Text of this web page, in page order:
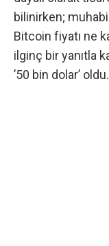
bilinirken;
Bitcoin fiyatı ne
ilginç bir yanıtla
’50 bin dolar’ oldu.